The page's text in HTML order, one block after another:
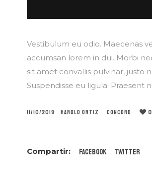
Vestibulum eu odio. Maecenas
accumsan lorem in dui. Morbi
sit amet convallis pulvinar, justo
Suspendisse eu ligula. Praesent
11/10/2019 HAROLD ORTIZ CONCORD 0
Facebook Twitter